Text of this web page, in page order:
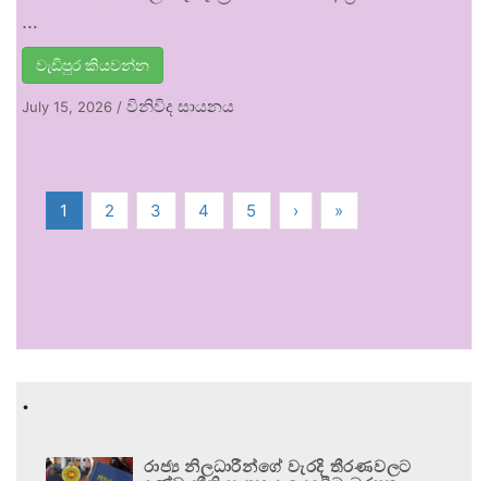
…
වැඩිපුර කියවන්න
July 15, 2026 / විනිවිද සායනය
1 2 3 4 5 › »
.
රාජ්‍ය නිලධාරීන්ගේ වැරදි තීරණවලට